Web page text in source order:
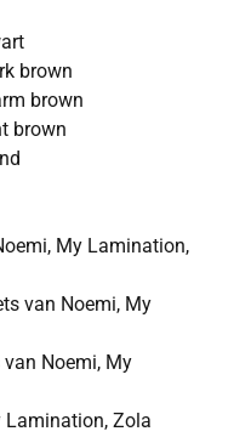
brown
brown
brown
My Lamination,
van Noemi, My
Noemi, My
Lamination, Zola